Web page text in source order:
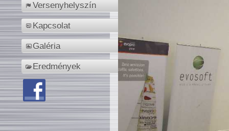
Versenyhelyszín
Kapcsolat
Galéria
Eredmények